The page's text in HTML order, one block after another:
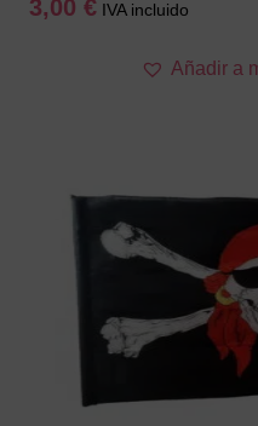
3,00 € IVA incluido
Añadir a